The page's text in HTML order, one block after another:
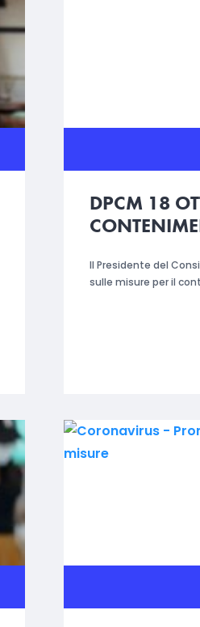
DPCM 18
Il Presidente del
sulle misure per il